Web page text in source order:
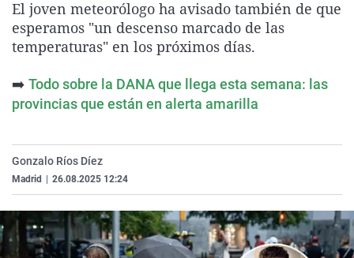
La rosa de los vientos
Gente viajera
Caso
Retornados
Operación Viuda
Extremadura
Galicia
Navarra
Virales
Televisión
El joven meteorólogo ha avisado también de que
esperamos "un descenso marcado de las
temperaturas" en los próximos días.
➡️ Todo sobre la DANA que llega esta semana: las
provincias que están en alerta amarilla
Gonzalo Ríos Díez
Madrid 26.08.2025 12:24